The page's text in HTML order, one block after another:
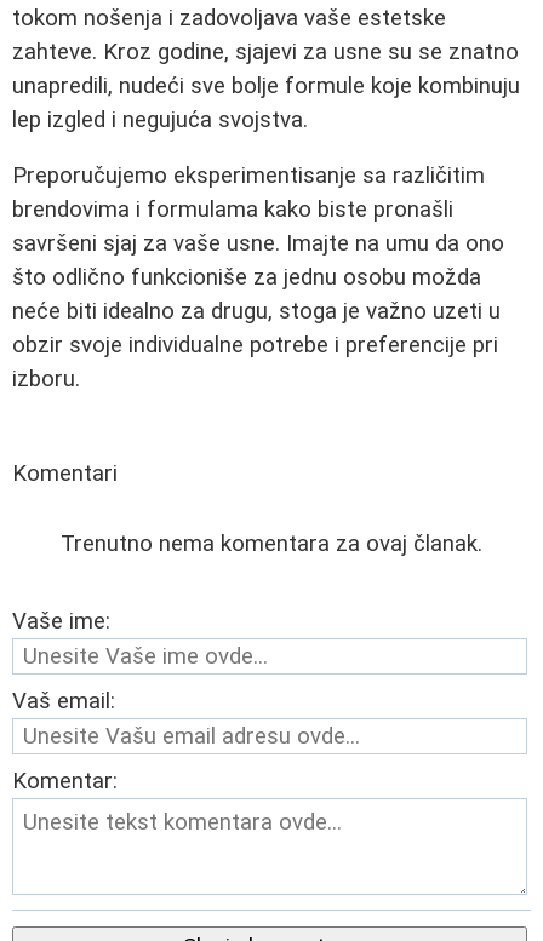
tokom nošenja i zadovoljava vaše estetske
zahteve. Kroz godine, sjajevi za usne su se znatno
unapredili, nudeći sve bolje formule koje kombinuju
lep izgled i negujuća svojstva.
Preporučujemo eksperimentisanje sa različitim
brendovima i formulama kako biste pronašli
savršeni sjaj za vaše usne. Imajte na umu da ono
što odlično funkcioniše za jednu osobu možda
neće biti idealno za drugu, stoga je važno uzeti u
obzir svoje individualne potrebe i preferencije pri
izboru.
Komentari
Trenutno nema komentara za ovaj članak.
Vaše ime:
Vaš email:
Komentar: